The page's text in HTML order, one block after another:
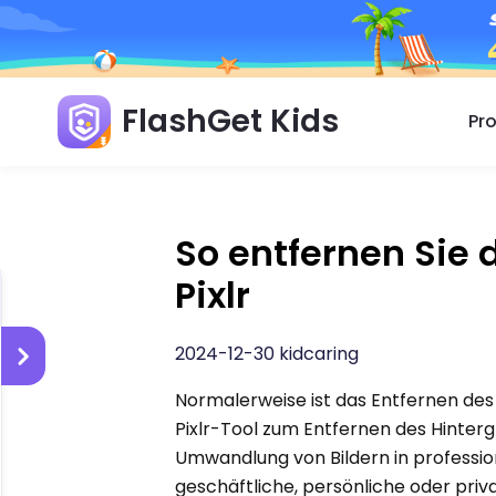
FlashGet Kids
So entfernen Sie
Pixlr
2024-12-30 kidcaring
Normalerweise ist das Entfernen
Pixlr-Tool zum Entfernen des
Umwandlung von Bildern in
geschäftliche, persönliche oder